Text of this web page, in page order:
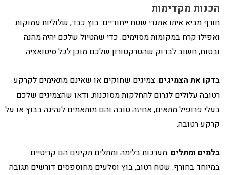
הכנות מקדימות
חורף מביא איתו אתגרי שטח ייחודיים: בוץ כבד, שלוליות עמוקות
ואפילו קרח במקומות מסוימים. כדי שהטיול שלכם יהיה מהנה
ובטוח, חשוב לבדוק שהטרקטורון שלכם מוכן לכל סיטואציה.
בדקו את הצמיגים: צמיגים שחוקים או שאינם מתאימים לקרקע
רטובה עלולים לגרום להחלקות מסוכנות. ודאו שהצמיגים שלכם
בעלי פרופיל מתאים, אחיזה טובה והם מותאמים לנהיגה בבוץ או על
קרקע רטובה.
בלמים ומתלים: מערכות בלימה ומתלים תקינים הם קריטיים
במיוחד בחורף. שטח רטוב, בוץ וסלעים מחוספסים דורשים תגובה